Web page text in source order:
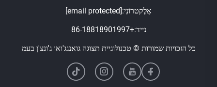
אֶלֶקטרוֹנִי:[email protected]
נייד:+86-18818901997
כל הזכויות שמורות © טכנולוגיית תצוגה גואנגג'ואו ג'ונצ'ן בעמ